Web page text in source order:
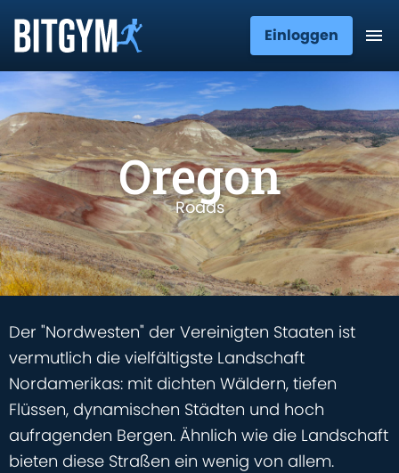
Einloggen
Oregon
Roads
Der "Nordwesten" der Vereinigten Staaten ist
vermutlich die vielfältigste Landschaft
Nordamerikas: mit dichten Wäldern, tiefen
Flüssen, dynamischen Städten und hoch
aufragenden Bergen. Ähnlich wie die Landschaft
bieten diese Straßen ein wenig von allem.